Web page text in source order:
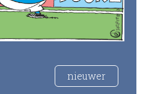
nieuwer